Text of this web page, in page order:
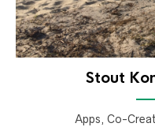
Stout
Apps, Co-